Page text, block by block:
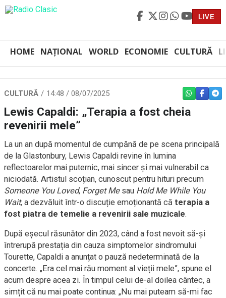
LIVE
HOME NAȚIONAL WORLD ECONOMIE CULTURĂ
CULTURĂ 14:48 / 08/07/2025 WHATSAPP
Lewis Capaldi: „Terapia a fost cheia
revenirii mele”
La un an după momentul de cumpănă de pe scena principală
de la Glastonbury, Lewis Capaldi revine în lumina
reflectoarelor mai puternic, mai sincer și mai vulnerabil ca
niciodată. Artistul scoțian, cunoscut pentru hituri precum
Someone You Loved, Forget Mesau Hold Me While You
Wait, a dezvăluit într-o discuție emoționantă că terapia a
fost piatra de temelie a revenirii sale muzicale.
După eșecul răsunător din 2023, când a fost nevoit să-și
întrerupă prestația din cauza simptomelor sindromului
Tourette, Capaldi a anunțat o pauză nedeterminată de la
concerte. „Era cel mai rău moment al vieții mele”, spune el
acum despre acea zi. În timpul celui de-al doilea cântec, a
simțit că nu mai poate continua: „Nu mai puteam să-mi fac